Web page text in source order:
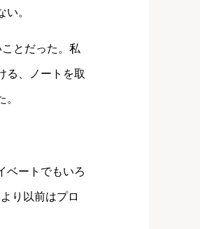
。
とだった。私
る、ノートを取
ベートでもいろ
り以前はプロ